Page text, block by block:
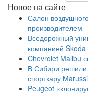
Новое на сайте
Салон
производителем
Вседорожный
компанией Skoda
Chevrolet Malibu
В Сибири решили
спорткару
Peugeot